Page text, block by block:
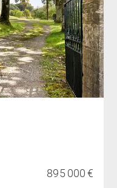
895 000 €